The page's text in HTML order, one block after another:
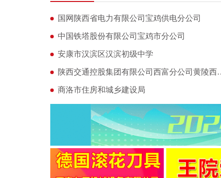
国网陕西省电力有限公司宝鸡供电分公司
中国铁塔股份有限公司宝鸡市分公司
安康市汉滨区汉滨初级中学
陕西交通控股集团
商洛市住房和城乡建设局